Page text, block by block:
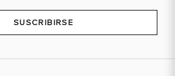
SUSCRIBIRSE